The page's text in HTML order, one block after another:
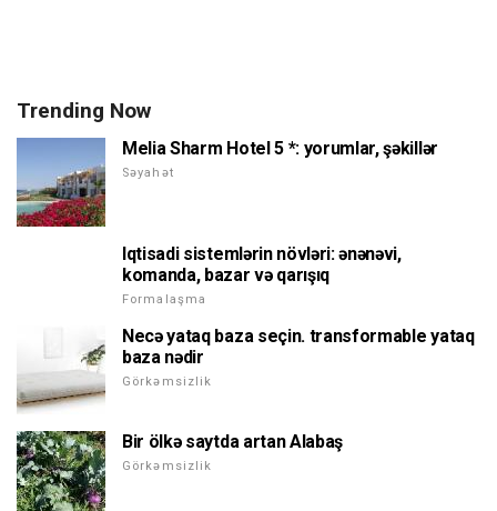
Trending Now
Melia Sharm Hotel 5 *: yorumlar, şəkillər
Səyahət
Iqtisadi sistemlərin növləri: ənənəvi,
komanda, bazar və qarışıq
Formalaşma
Necə yataq baza seçin. transformable yataq
baza nədir
Görkəmsizlik
Bir ölkə saytda artan Alabaş
Görkəmsizlik